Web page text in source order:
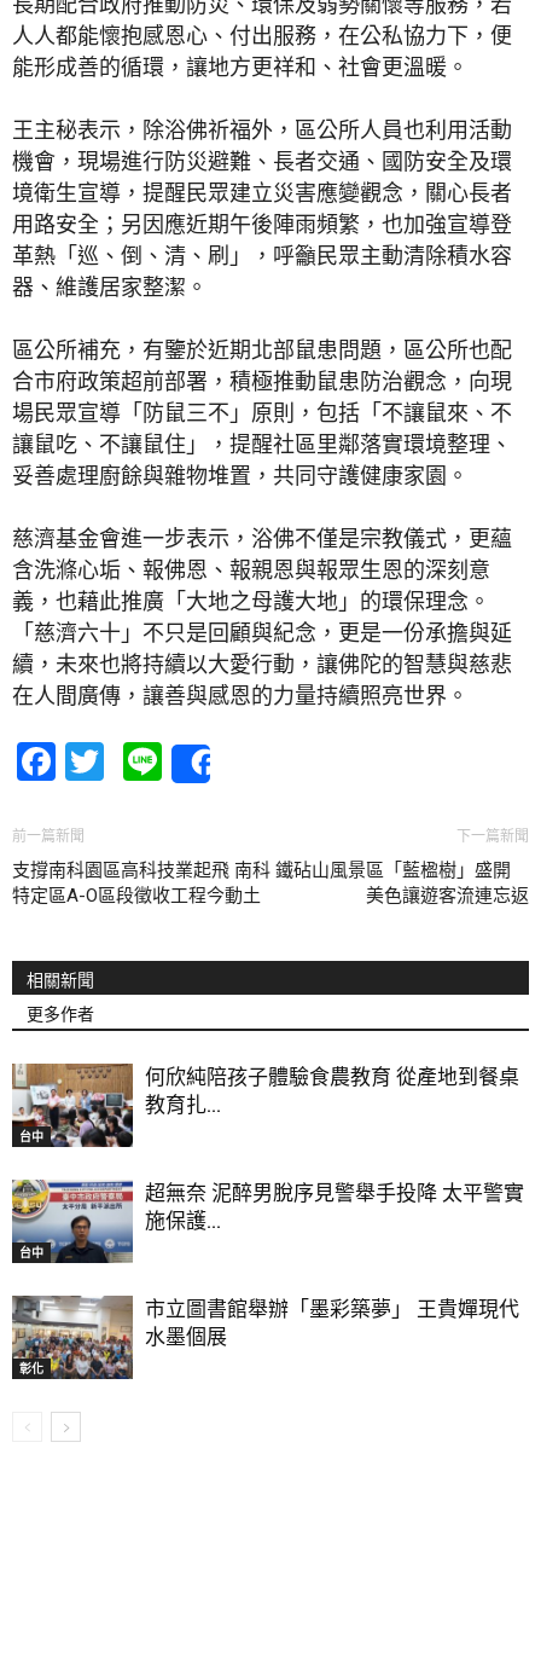
人人都能懷抱感恩心、付出服務，在公私協力下，便
能形成善的循環，讓地方更祥和、社會更溫暖。
王主秘表示，除浴佛祈福外，區公所人員也利用活動
機會，現場進行防災避難、長者交通、國防安全及環
境衛生宣導，提醒民眾建立災害應變觀念，關心長者
用路安全；另因應近期午後陣雨頻繁，也加強宣導登
革熱「巡、倒、清、刷」，呼籲民眾主動清除積水容
器、維護居家整潔。
區公所補充，有鑒於近期北部鼠患問題，區公所也配
合市府政策超前部署，積極推動鼠患防治觀念，向現
場民眾宣導「防鼠三不」原則，包括「不讓鼠來、不
讓鼠吃、不讓鼠住」，提醒社區里鄰落實環境整理、
妥善處理廚餘與雜物堆置，共同守護健康家園。
慈濟基金會進一步表示，浴佛不僅是宗教儀式，更蘊
含洗滌心垢、報佛恩、報親恩與報眾生恩的深刻意
義，也藉此推廣「大地之母護大地」的環保理念。
「慈濟六十」不只是回顧與紀念，更是一份承擔與延
續，未來也將持續以大愛行動，讓佛陀的智慧與慈悲
在人間廣傳，讓善與感恩的力量持續照亮世界。
Facebook
Twitter
Line
前一篇新聞
支撐南科園區高科技業起飛 南科
特定區A-O區段徵收工程今動土
下一篇新聞
鐵砧山風景區「藍楹樹」盛開
美色讓遊客流連忘返
相關新聞
更多作者
台中
何欣純陪孩子體驗食農教育 從產地到餐桌
教育扎...
台中
超無奈 泥醉男脫序見警舉手投降 太平警實
施保護...
彰化
市立圖書館舉辦「墨彩築夢」 王貴嬋現代
水墨個展